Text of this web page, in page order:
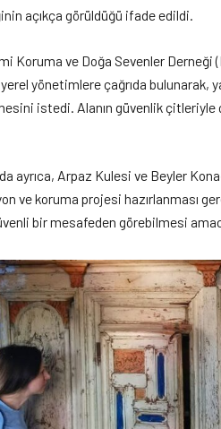
açıkça görüldüğü ifade edildi.
Koruma ve Doğa Sevenler Derneği
yönetimlere çağrıda bulunarak,
istedi. Alanın güvenlik
ayrıca, Arpaz Kulesi ve Beyler
ve koruma projesi hazırlanması
bir mesafeden görebilmesi